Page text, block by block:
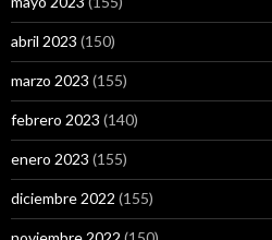
abril 2023 (150)
marzo 2023 (155)
febrero 2023 (140)
enero 2023 (155)
diciembre 2022 (155)